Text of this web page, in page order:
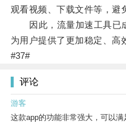
观看视频、下载文件等，避
因此，流量加速工具已成
为用户提供了更加稳定、高
#37#
评论
游客
这款app的功能非常强大，可以